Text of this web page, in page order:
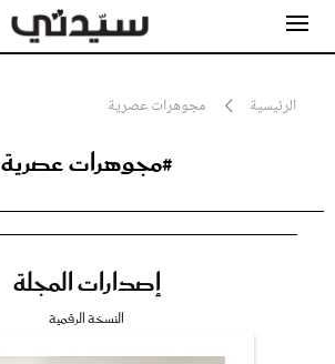
الرئيسية مجوهرات عصرية
#مجوهرات عصرية
إصدارات المجلة
النسخة الرقمية
جمال
صحة ورشاقة